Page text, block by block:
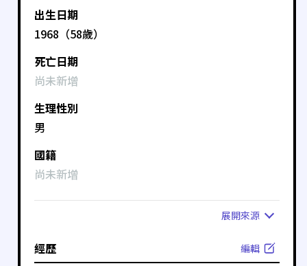
出生日期
1968（58歲）
死亡日期
尚未新增
生理性別
男
國籍
尚未新增
展開來源
經歷 編輯